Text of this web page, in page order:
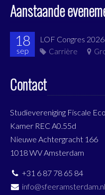
Aanstaande
18
sep
LOF Congres 2026
Carrière
Contact
Studievereniging Fiscale
Kamer REC A0.55d
Nieuwe Achtergracht 166
1018 WV Amsterdam
+31 6 87 78 65 84
info@sfeeramsterdam.nl